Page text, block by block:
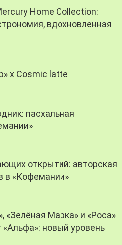
Home Collection:
вдохновленная
х Cosmic latte
пасхальная
открытий: авторская
в «Кофемании»
«Зелёная Марка» и «Роса»
«Альфа»: новый уровень